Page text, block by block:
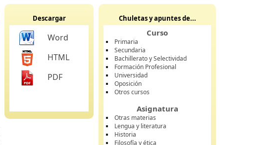
Descargar
Word
HTML
PDF
Chuletas y apuntes de...
Curso
Primaria
Secundaria
Bachillerato y Selectividad
Formación Profesional
Universidad
Oposición
Otros cursos
Asignatura
Otras materias
Lengua y literatura
Historia
Filosofía y ética